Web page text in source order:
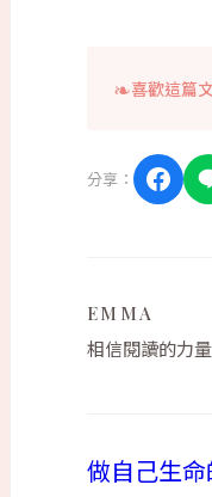
喜歡這篇
分享：
EMMA
相信閱讀的力
做自己生